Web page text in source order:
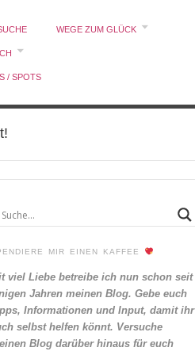
WEGE ZUM GLÜCK
/ SPOTS
MIR EINEN KAFFEE
viel Liebe betreibe ich nun schon seit
Jahren meinen Blog. Gebe euch
Informationen und Input, damit ihr
selbst helfen könnt. Versuche
Blog darüber hinaus für euch